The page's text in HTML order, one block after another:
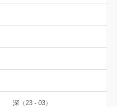
深（23 - 03）